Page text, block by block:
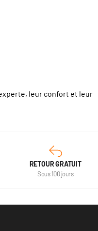
leur confort et leur
RETOUR GRATUIT
Sous 100 jours